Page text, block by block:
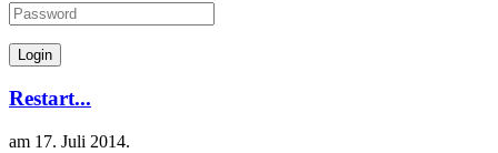
Restart...
am 17. Juli 2014.